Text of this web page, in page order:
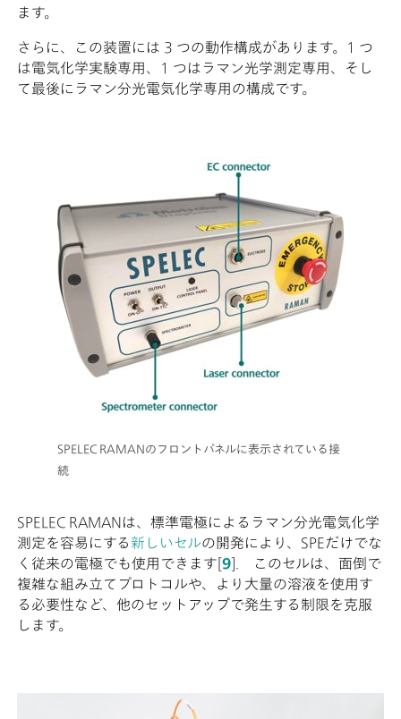
ます。
さらに、この装置には 3 つの動作構成があります。1 つ
は電気化学実験専用、1 つはラマン光学測定専用、そし
て最後にラマン分光電気化学専用の構成です。
SPELEC RAMANのフロントパネルに表示されている接
続
SPELEC RAMANは、標準電極によるラマン分光電気化学
測定を容易にする 新しいセルの開発により、SPEだけでな
く従来の電極でも使用できます[9]. このセルは、面倒で
複雑な組み立てプロトコルや、より大量の溶液を使用す
る必要性など、他のセットアップで発生する制限を克服
します。